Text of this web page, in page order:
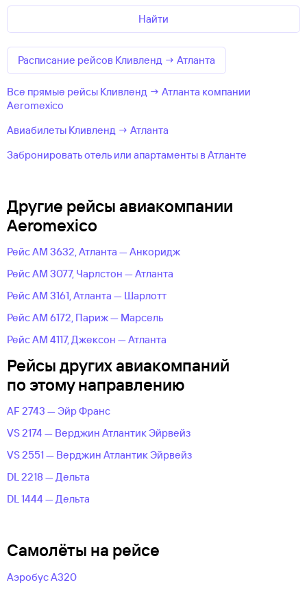
Найти
Расписание рейсов Кливленд → Атланта
Все прямые рейсы Кливленд → Атланта компании
Aeromexico
Авиабилеты Кливленд → Атланта
Забронировать отель или апартаменты в Атланте
Другие рейсы авиакомпании
Aeromexico
Рейс AM 3632, Атланта — Анкоридж
Рейс AM 3077, Чарлстон — Атланта
Рейс AM 3161, Атланта — Шарлотт
Рейс AM 6172, Париж — Марсель
Рейс AM 4117, Джексон — Атланта
Рейсы других авиакомпаний
по этому направлению
AF 2743 — Эйр Франс
VS 2174 — Верджин Атлантик Эйрвейз
VS 2551 — Верджин Атлантик Эйрвейз
DL 2218 — Дельта
DL 1444 — Дельта
Самолёты на рейсе
Аэробус А320